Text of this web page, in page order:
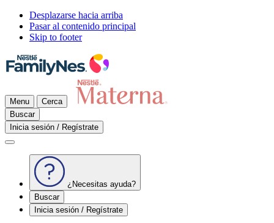
Desplazarse hacia arriba
Pasar al contenido principal
Skip to footer
Menu
Cerca
Buscar
Inicia sesión / Regístrate
¿Necesitas ayuda?
Buscar
Inicia sesión / Regístrate